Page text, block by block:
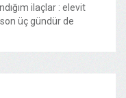
ilaçlar : elevit
üç gündür de